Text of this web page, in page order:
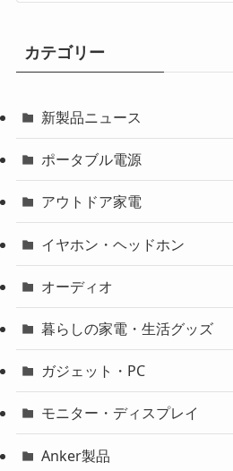
カテゴリー
新製品ニュース
ポータブル電源
アウトドア家電
イヤホン・ヘッドホン
オーディオ
暮らしの家電・生活グッズ
ガジェット・PC
モニター・ディスプレイ
Anker製品